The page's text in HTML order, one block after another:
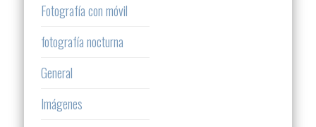
Fotografía con móvil
fotografía nocturna
General
Imágenes